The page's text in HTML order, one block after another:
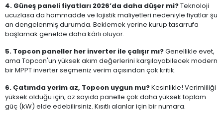
4. Güneş paneli fiyatları 2026’da daha düşer mi?Teknoloji
ucuzlasa da hammadde ve lojistik maliyetleri nedeniyle fiyatlar şu
an dengelenmiş durumda. Beklemek yerine kurup tasarrufa
başlamak genelde daha kârlı oluyor.
5. Topcon paneller her inverter ile çalışır mı?Genellikle evet,
ama Topcon'un yüksek akım değerlerini karşılayabilecek modern
bir MPPT inverter seçmeniz verim açısından çok kritik.
6. Çatımda yerim az, Topcon uygun mu?Kesinlikle! Verimliliği
yüksek olduğu için, az sayıda panelle çok daha yüksek toplam
güç (kW) elde edebilirsiniz. Kısıtlı alanlar için bir numara.